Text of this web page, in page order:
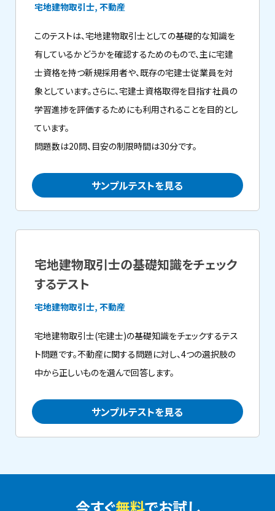
宅地建物取引士, 不動産
このテストは、宅地建物取引士としての基礎的な知識を
有しているかどうかを確認するためのもので、主に宅建
士資格を持つ新規採用者や、既存の宅建士従業員を対
象としています。さらに、宅建士資格取得を目指す社員の
学習進捗を評価するためにも利用されることを目的とし
ています。
問題数は20問、目安の制限時間は30分です。
サンプルテストを見る
宅地建物取引士の基礎知識をチェック
するテスト
宅地建物取引士, 不動産
宅地建物取引士(宅建士)の基礎知識をチェックするテス
ト問題です。不動産に関する問題に対し、4つの選択肢の
中から正しいものを選んで回答します。
サンプルテストを見る